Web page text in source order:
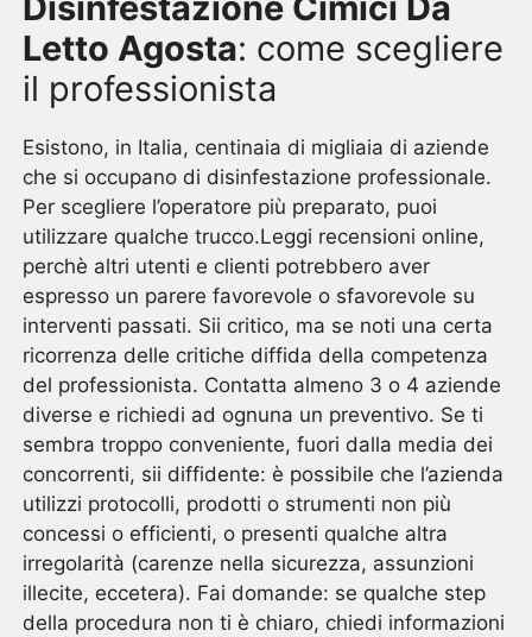
Letto Agosta: come scegliere
il professionista
Esistono, in Italia, centinaia di migliaia di aziende
che si occupano di disinfestazione professionale.
Per scegliere l’operatore più preparato, puoi
utilizzare qualche trucco.Leggi recensioni online,
perchè altri utenti e clienti potrebbero aver
espresso un parere favorevole o sfavorevole su
interventi passati. Sii critico, ma se noti una certa
ricorrenza delle critiche diffida della competenza
del professionista. Contatta almeno 3 o 4 aziende
diverse e richiedi ad ognuna un preventivo. Se ti
sembra troppo conveniente, fuori dalla media dei
concorrenti, sii diffidente: è possibile che l’azienda
utilizzi protocolli, prodotti o strumenti non più
concessi o efficienti, o presenti qualche altra
irregolarità (carenze nella sicurezza, assunzioni
illecite, eccetera). Fai domande: se qualche step
della procedura non ti è chiaro, chiedi informazioni